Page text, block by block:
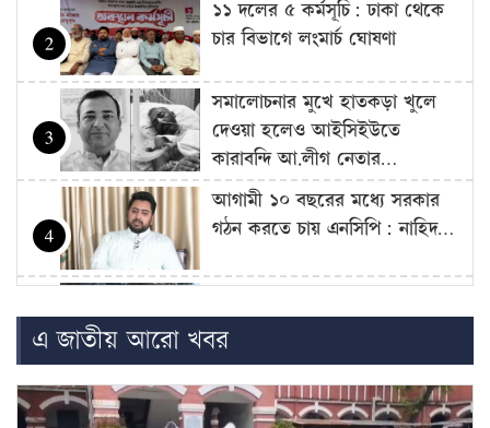
2
১১ দলের ৫ কর্মসূচি: ঢাকা থেকে
চার বিভাগে লংমার্চ ঘোষণা
3
সমালোচনার মুখে হাতকড়া খুলে
দেওয়া হলেও আইসিইউতে
কারাবন্দি আ.লীগ নেতার…
4
আগামী ১০ বছরের মধ্যে সরকার
গঠন করতে চায় এনসিপি: নাহিদ…
5
‘জুলাই গণঅভ্যুত্থান স্মৃতি জাদুঘর’
6
শেখ হাসিনাকে গণমাধ্যমের সঙ্গে
সরাসরি কথা বলার সুযোগ দেওয়ায়
এ জাতীয় আরো খবর